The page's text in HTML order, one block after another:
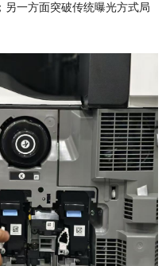
另一方面突破传统曝光方式局